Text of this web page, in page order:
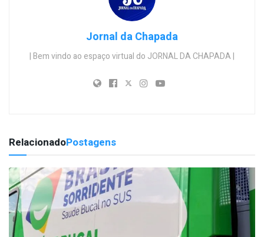
Jornal da Chapada
| Bem vindo ao espaço virtual do JORNAL DA CHAPADA |
RelacionadoPostagens